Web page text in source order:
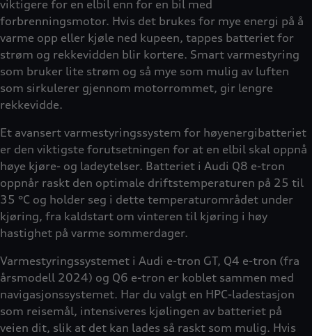
viktigere for en elbil enn for en bil med
forbrenningsmotor. Hvis det brukes for mye energi på å
varme opp eller kjøle ned kupeen, tappes batteriet for
strøm og rekkevidden blir kortere. Smart varmestyring
som bruker lite strøm og så mye som mulig av luften
som sirkulerer gjennom motorrommet, gir lengre
rekkevidde.
Et avansert varmestyringssystem for høyenergibatteriet
er den viktigste forutsetningen for at en elbil skal oppnå
høye kjøre- og ladeytelser. Batteriet i Audi Q8 e-tron
oppnår raskt den optimale driftstemperaturen på 25 til
35 °C og holder seg i dette temperaturområdet under
kjøring, fra kaldstart om vinteren til kjøring i høy
hastighet på varme sommerdager.
Varmestyringssystemet i Audi e-tron GT, Q4 e-tron (fra
årsmodell 2024) og Q6 e-tron er koblet sammen med
navigasjonssystemet. Har du valgt en HPC-ladestasjon
som reisemål, intensiveres kjølingen av batteriet på
veien dit, slik at det kan lades så raskt som mulig. Hvis